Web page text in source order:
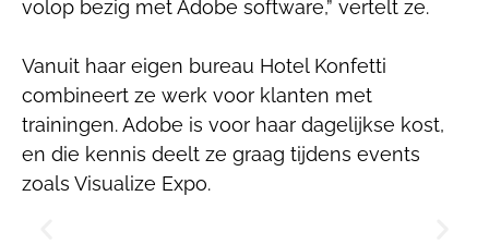
volop bezig met Adobe software,” vertelt ze.
Vanuit haar eigen bureau Hotel Konfetti
combineert ze werk voor klanten met
trainingen. Adobe is voor haar dagelijkse kost,
en die kennis deelt ze graag tijdens events
zoals Visualize Expo.